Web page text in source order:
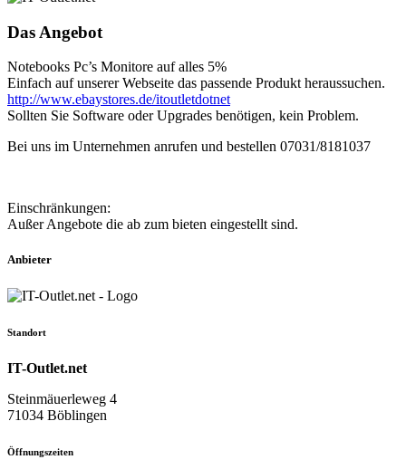
Das Angebot
Notebooks Pc’s Monitore auf alles 5%
Einfach auf unserer Webseite das passende Produkt heraussuchen.
http://www.ebaystores.de/itoutletdotnet
Sollten Sie Software oder Upgrades benötigen, kein Problem.
Bei uns im Unternehmen anrufen und bestellen 07031/8181037
Einschränkungen:
Außer Angebote die ab zum bieten eingestellt sind.
Anbieter
Standort
IT-Outlet.net
Steinmäuerleweg 4
71034 Böblingen
Öffnungszeiten